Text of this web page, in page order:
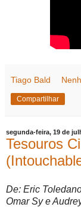
Tiago Bald
Compartilhar
segunda-feira, 19 de
Tesouros
De: Eric
Omar Sy e